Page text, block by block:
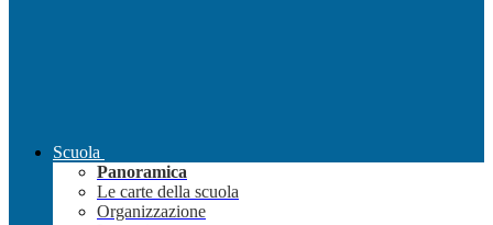
Scuola
Panoramica
Le carte della scuola
Organizzazione